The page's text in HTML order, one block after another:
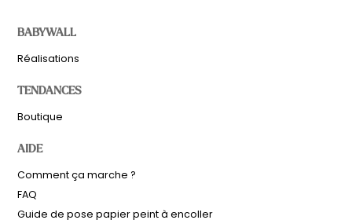
BABYWALL
Réalisations
TENDANCES
Boutique
AIDE
Comment ça marche ?
FAQ
Guide de pose papier peint à encoller